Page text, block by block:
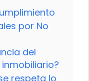
por No
del
inmobiliario?
respeta lo